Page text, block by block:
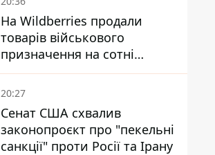
На Wildberries продали
товарів військового
призначення на сотні
мільйонів, але удари ЗСУ
змінили ситуацію
20:27
Сенат США схвалив
законопроєкт про "пекельні
санкції" проти Росії та Ірану